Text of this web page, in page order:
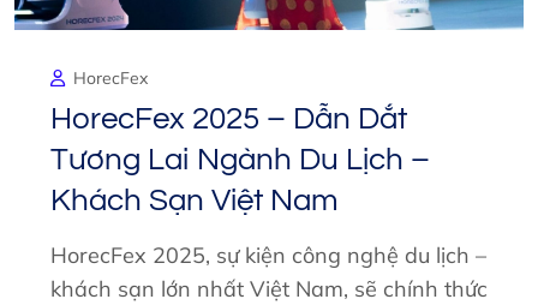
HorecFex
HorecFex 2025 – Dẫn Dắt
Tương Lai Ngành Du Lịch –
Khách Sạn Việt Nam
HorecFex 2025, sự kiện công nghệ du lịch –
khách sạn lớn nhất Việt Nam, sẽ chính thức